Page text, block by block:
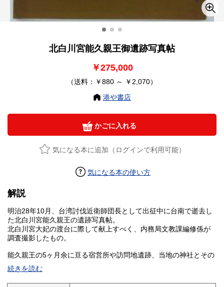
北白川宮能久親王御遺跡写真帖
￥275,000
（送料：￥880 ～ ￥2,070）
港や書店
かごに入れる
気になる本に追加（ログインで利用可能）
気になる本の使い方
解説
明治28年10月、台湾討伐近衛師団長として出征中に台南で逝去し
た北白川宮能久親王の遺跡写真帖。
北白川宮大妃の渡台に際して献上すべく、内務局文教課編修係が
調査撮影したもの。
能久親王の5ヶ月余に亘る宿営所や訪問地遺跡、当地の神社とその
宝物など全83景所載。
巻頭には御肖像と大妃御歌二首、巻末には御遺跡地図・上山満之
進台湾総督跋文・写真解説・編集後記を所収する。
続きを読む